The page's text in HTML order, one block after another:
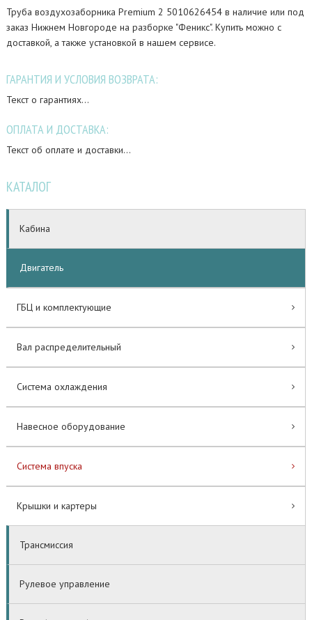
Труба воздухозаборника Premium 2 5010626454 в наличие или под
заказ Нижнем Новгороде на разборке "Феникс". Купить можно с
доставкой, а также установкой в нашем сервисе.
ГАРАНТИЯ И УСЛОВИЯ ВОЗВРАТА:
Текст о гарантиях...
ОПЛАТА И ДОСТАВКА:
Текст об оплате и доставки...
КАТАЛОГ
Кабина
Двигатель
ГБЦ и комплектующие
Вал распределительный
Система охлаждения
Навесное оборудование
Система впуска
Крышки и картеры
Трансмиссия
Рулевое управление